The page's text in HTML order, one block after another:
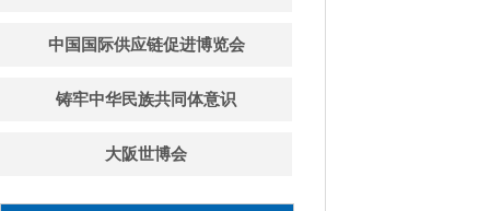
中国国际供应链促进博览会
铸牢中华民族共同体意识
大阪世博会